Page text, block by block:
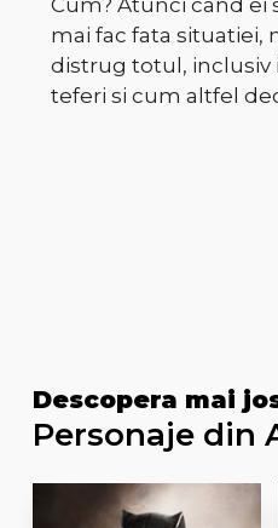
Cum? Atunci cand ei
mai fac fata situatiei,
distrug totul, inclusiv
teferi si cum altfel
Descopera mai
Personaje din